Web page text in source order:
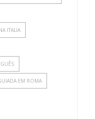
ITALIA
EM ROMA